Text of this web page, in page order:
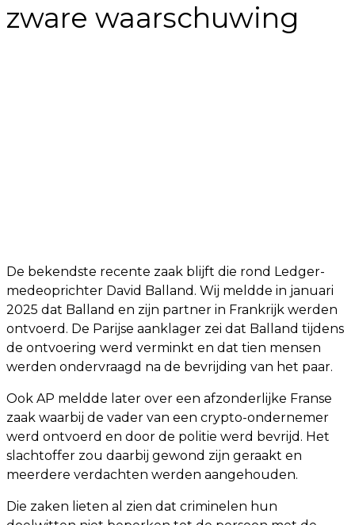
zware waarschuwing
De bekendste recente zaak blijft die rond Ledger-
medeoprichter David Balland. Wij meldde in januari
2025 dat Balland en zijn partner in Frankrijk werden
ontvoerd. De Parijse aanklager zei dat Balland tijdens
de ontvoering werd verminkt en dat tien mensen
werden ondervraagd na de bevrijding van het paar.
Ook AP meldde later over een afzonderlijke Franse
zaak waarbij de vader van een crypto-ondernemer
werd ontvoerd en door de politie werd bevrijd. Het
slachtoffer zou daarbij gewond zijn geraakt en
meerdere verdachten werden aangehouden.
Die zaken lieten al zien dat criminelen hun